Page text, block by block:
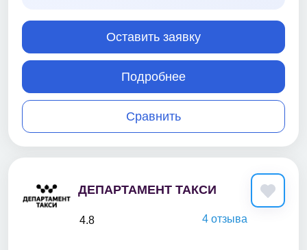
Сравнить
Оставить заявку
Подробнее
ДЕПАРТАМЕНТ ТАКСИ
4.8 4 отзыва